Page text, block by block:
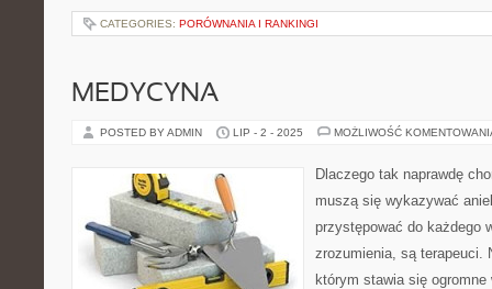
CATEGORIES: PORÓWNANIA I RANKINGI
MEDYCYNA
POSTED BY ADMIN LIP - 2 - 2025 MOŻLIWOŚĆ
Dlaczego tak naprawdę
muszą się wykazywać
przystępować do każdego
zrozumienia, są terapeuci.
którym stawia się